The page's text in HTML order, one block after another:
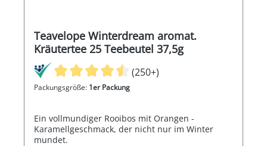
Teavelope Winterdream aromat.
Kräutertee 25 Teebeutel 37,5g
(250+)
Packungsgröße: 1er Packung
Ein vollmundiger Rooibos mit Orangen -
Karamellgeschmack, der nicht nur im Winter
mundet.